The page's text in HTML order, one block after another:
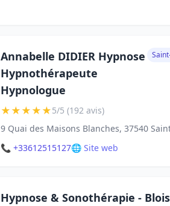
Annabelle DIDIER Hypnose
Hypnothérapeute
Hypnologue
★★★★★5/5 (192 avis)
📞 +33612515127🌐 Site web
Hypnose & Sonothérapie -